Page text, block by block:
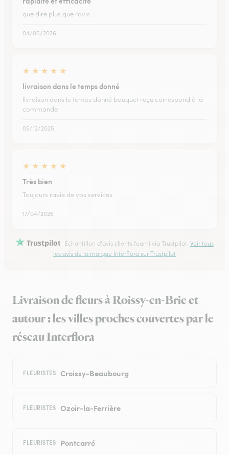
que dire plus que ravis .
04/06/2026
★ ★ ★ ★ ★
livraison dans le temps donné
livraison dans le temps donné bouquet reçu correspond à la
commande
05/12/2025
★ ★ ★ ★ ★
Très bien
Toujours ravie de vos services
17/04/2026
Trustpilot Échantillon d'avis clients fourni via Trustpilot. Voir tous
les avis de la marque Interflora sur Trustpilot
Livraison de fleurs à Roissy-en-Brie et
autour : les villes proches couvertes par le
réseau Interflora
FLEURISTES Croissy-Beaubourg
FLEURISTES Ozoir-la-Ferrière
FLEURISTES Pontcarré